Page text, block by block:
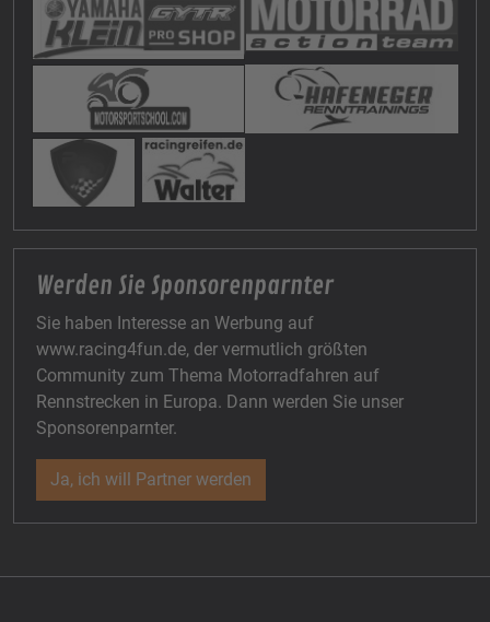
Werden Sie Sponsorenparnter
Sie haben Interesse an Werbung auf
www.racing4fun.de, der vermutlich größten
Community zum Thema Motorradfahren auf
Rennstrecken in Europa. Dann werden Sie unser
Sponsorenparnter.
Ja, ich will Partner werden